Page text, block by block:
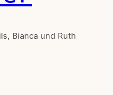
Bianca und Ruth